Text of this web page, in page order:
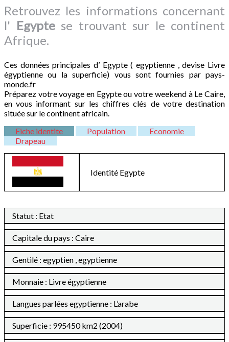
Retrouvez les informations concernant
l' Egyptese trouvant sur le continent
Afrique.
Ces données principales d’ Egypte ( egyptienne , devise Livre
égyptienne ou la superficie) vous sont fournies par pays-
monde.fr
Préparez votre voyage en Egypte ou votre weekend à Le Caire,
en vous informant sur les chiffres clés de votre destination
située sur le continent africain.
Fiche identite
Population
Economie
Drapeau
Identité Egypte
Statut : Etat
Capitale du pays : Caire
Gentilé : egyptien , egyptienne
Monnaie : Livre égyptienne
Langues parlées egyptienne : L’arabe
Superficie : 995450 km2 (2004)